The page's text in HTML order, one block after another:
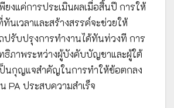
ยงแค่การประเมินผลเมื่อสิ้นปี การให้
เวลาและสร้างสรรค์จะช่วยให้
ปรับปรุงการทำงานได้ทันท่วงที การ
ธิภาพระหว่างผู้บังคับบัญชาและผู้ใต้
นกุญแจสำคัญในการทำให้ข้อตกลง
PA ประสบความสำเร็จ